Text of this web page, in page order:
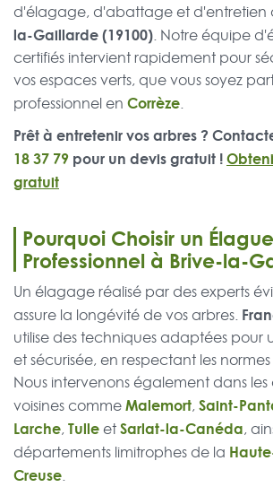
d'élagage, d'abattage et d'entretien
la-Gaillarde (19100). Notre équipe
certifiés intervient rapidement pour
vos espaces verts, que vous soyez
professionnel en Corrèze.
Prêt à entretenir vos arbres ?
18 37 79 pour un devis gratuit !
gratuit
Pourquoi Choisir un
Professionnel à Brive-la-
Un élagage réalisé par des experts
assure la longévité de vos arbres.
utilise des techniques adaptées pour
et sécurisée, en respectant les
Nous intervenons également dans
voisines commeMalemort, Saint-
Larche, Tulle etSarlat-la-Canéda,
départements limitrophes de la
Creuse.